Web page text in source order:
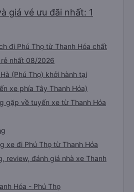
giá vé ưu đãi nhất: 1
đi Phú Thọ từ Thanh Hóa chất
nhất 08/2026
(Phú Thọ) khởi hành tại
xe phía Tây Thanh Hóa)
gặp về tuyến xe từ Thanh Hóa
xe đi Phú Thọ từ Thanh Hóa
review, đánh giá nhà xe Thanh
Hóa - Phú Thọ